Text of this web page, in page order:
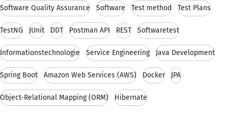
Software Quality Assurance Software Test method Test Plans
TestNG JUnit DDT Postman API REST Softwaretest
Informationstechnologie Service Engineering Java Development
Spring Boot Amazon Web Services (AWS) Docker JPA
Object-Relational Mapping (ORM) Hibernate